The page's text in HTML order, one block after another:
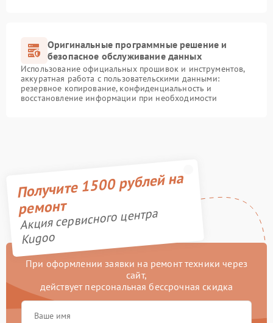
Оригинальные программные решение и
безопасное обслуживание данных
Использование официальных прошивок и инструментов,
аккуратная работа с пользовательскими данными:
резервное копирование, конфиденциальность и
восстановление информации при необходимости
Получите 1500 рублей на
ремонт
Акция сервисного центра
Kugoo
При оформлении заявки на ремонт техники через
сайт,
действует персональная бессрочная скидка